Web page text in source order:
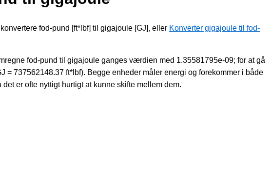
fod-pund [ft*lbf] til gigajoule [GJ], eller Konverter gigajoule til fod-
fod-pund til gigajoule ganges værdien med 1.35581795e-09; for at gå
= 737562148.37 ft*lbf). Begge enheder måler energi og forekommer i både
er ofte nyttigt hurtigt at kunne skifte mellem dem.